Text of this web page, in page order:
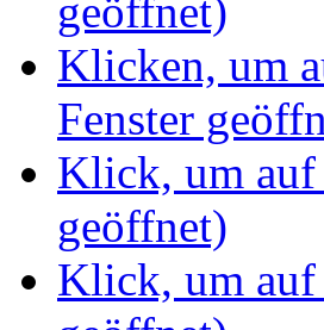
geöffnet)
Klicken, um
Fenster
Klick, um auf
geöffnet)
Klick, um auf